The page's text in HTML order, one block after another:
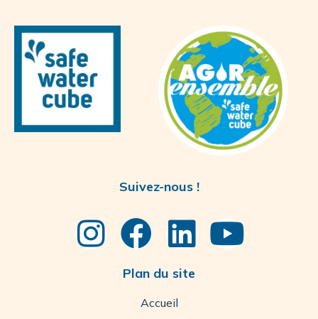
Suivez-nous !
Plan du site
Accueil